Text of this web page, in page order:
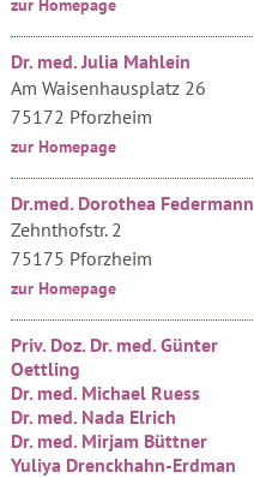
zur Homepage
Dr. med. Julia Mahlein
Am Waisenhausplatz 26
75172 Pforzheim
zur Homepage
Dr.med. Dorothea Federmann
Zehnthofstr. 2
75175 Pforzheim
zur Homepage
Priv. Doz. Dr. med. Günter
Oettling
Dr. med. Michael Ruess
Dr. med. Nada Elrich
Dr. med. Mirjam Büttner
Yuliya Drenckhahn-Erdman